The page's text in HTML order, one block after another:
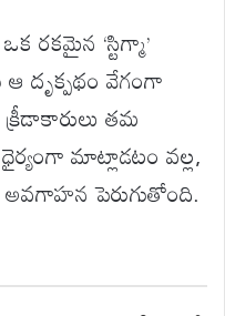
రకమైన ‘స్టిగ్మా’
ఆ దృక్పథం వేగంగా
తమ
మాట్లాడటం వల్ల,
పెరుగుతోంది.